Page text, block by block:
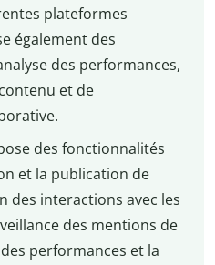
plateformes
également des
des performances,
et de
des fonctionnalités
et la publication de
des interactions avec les
des mentions de
performances et la